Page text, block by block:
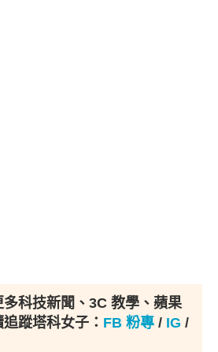
科技新聞、3C 教學、蘋果
蹤塔科女子： FB 粉專 / IG /